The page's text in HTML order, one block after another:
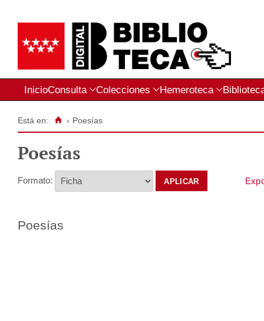
InicioConsulta Colecciones Hemeroteca
Está en: › Poesías
Poesías
Formato:
Poesías